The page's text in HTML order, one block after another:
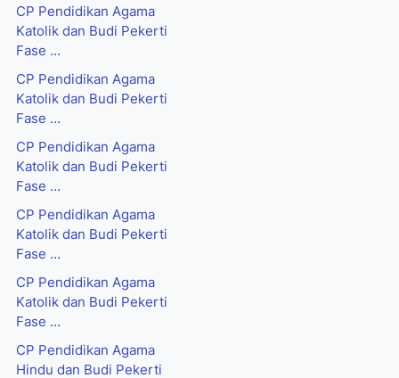
CP Pendidikan Agama
Katolik dan Budi Pekerti
Fase ...
CP Pendidikan Agama
Katolik dan Budi Pekerti
Fase ...
CP Pendidikan Agama
Katolik dan Budi Pekerti
Fase ...
CP Pendidikan Agama
Katolik dan Budi Pekerti
Fase ...
CP Pendidikan Agama
Katolik dan Budi Pekerti
Fase ...
CP Pendidikan Agama
Hindu dan Budi Pekerti